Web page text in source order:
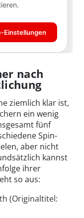
nach
ziemlich klar ist,
ein wenig
fünf
Spin-
aber nicht
kannst
ihrer
so aus:
(Originaltitel: